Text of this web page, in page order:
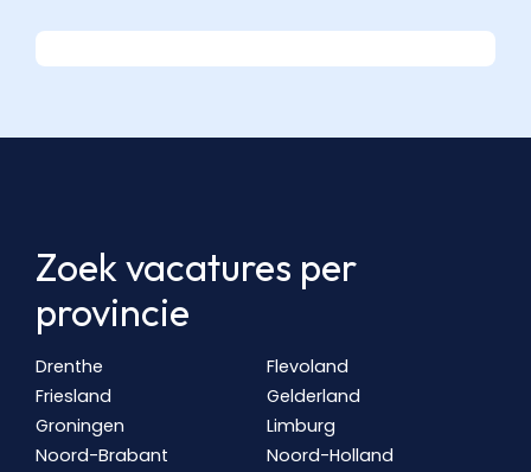
Zoek vacatures per
provincie
Drenthe
Flevoland
Friesland
Gelderland
Groningen
Limburg
Noord-Brabant
Noord-Holland